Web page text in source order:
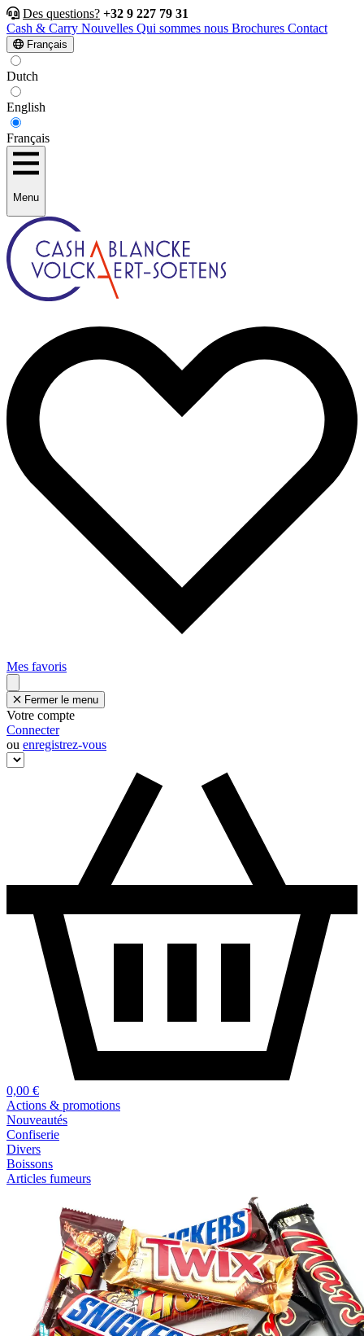
Des questions? +32 9 227 79 31
Cash & Carry Nouvelles Qui sommes nous Brochures Contact
Français
Dutch
English
Français
Menu
Mes favoris
Fermer le menu
Votre compte
Connecter
ou enregistrez-vous
0,00 €
Actions & promotions
Nouveautés
Confiserie
Divers
Boissons
Articles fumeurs